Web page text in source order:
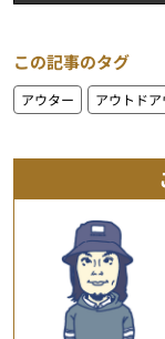
この記事のタグ
アウター アウトド